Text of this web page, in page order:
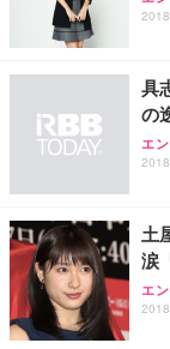
具
の
エ
土
涙
エ